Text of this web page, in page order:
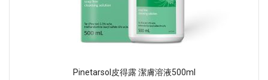
Pinetarsol皮得露 潔膚溶液500ml